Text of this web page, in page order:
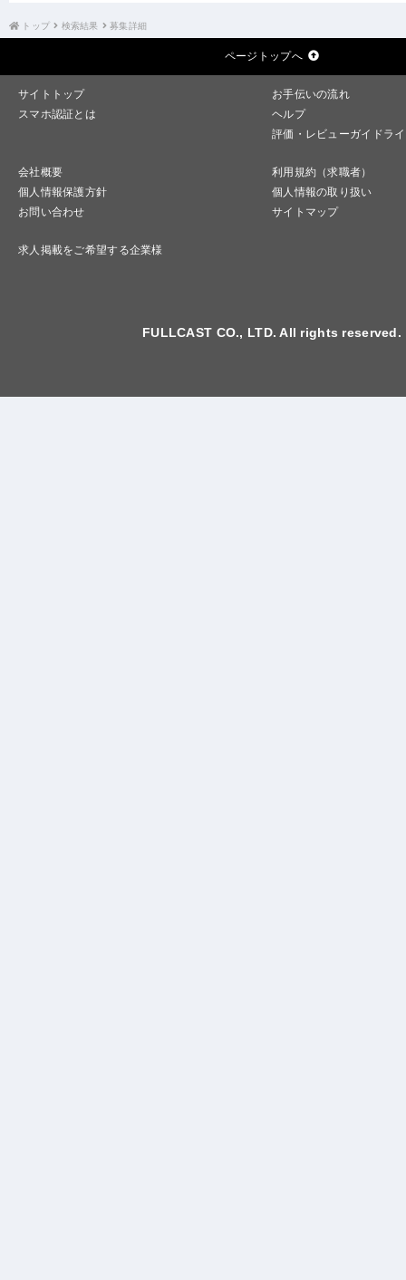
トップ 検索結果 募集詳細
ページトップへ
サイトトップ
お手伝いの流れ
スマホ認証とは
ヘルプ
評価・レビューガイドラ
会社概要
利用規約（求職者）
個人情報保護方針
個人情報の取り扱い
お問い合わせ
サイトマップ
求人掲載をご希望する企業様
FULLCAST CO., LTD. All rights reserved.